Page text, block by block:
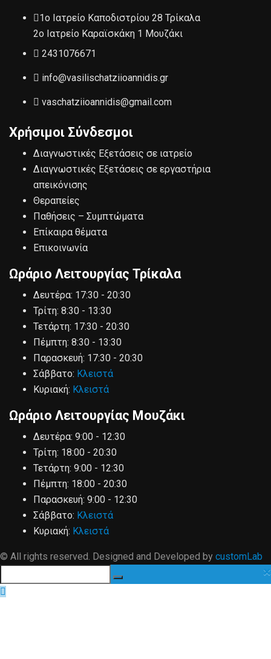
1ο Ιατρείο Καποδιστρίου 28 Τρίκαλα
2ο Ιατρείο Καραϊσκάκη 1 Μουζάκι
2431076671
info@vasilischatziioannidis.gr
vaschatziioannidis@gmail.com
Χρήσιμοι Σύνδεσμοι
Διαγνωστικές Εξετάσεις σε ιατρείο
Διαγνωστικές Εξετάσεις σε εργαστήρια
απεικόνισης
Θεραπείες
Παθήσεις – Συμπτώματα
Επίκαιρα θέματα
Επικοινωνία
Ωράριο Λειτουργίας Τρίκαλα
Δευτέρα: 17:30 - 20:30
Τρίτη: 8:30 - 13:30
Τετάρτη: 17:30 - 20:30
Πέμπτη: 8:30 - 13:30
Παρασκευή: 17:30 - 20:30
Σάββατο: Κλειστά
Κυριακή: Κλειστά
Ωράριο Λειτουργίας Μουζάκι
Δευτέρα: 9:00 - 12:30
Τρίτη: 18:00 - 20:30
Τετάρτη: 9:00 - 12:30
Πέμπτη: 18:00 - 20:30
Παρασκευή: 9:00 - 12:30
Σάββατο: Κλειστά
Κυριακή: Κλειστά
© All rights reserved. Designed and Developed by customLab
×